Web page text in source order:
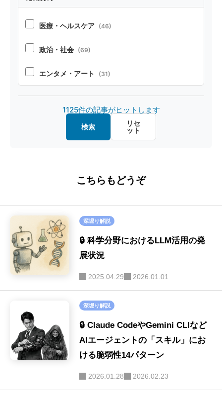
オープンソース (32)
マルチモーダル (26)
ハルシネーション (16)
セキュリティ (16)
画像生成
音声 (9)
LLM-as-a-Judge (9)
医療・ヘルスケア (46)
政治・社会 (69)
エンタメ・アート (31)
製造・デザイン (20)
(20)
1125件の記事がヒットします
検索
リセ
ット
こちらもどうぞ
深堀り解説
🔒 科学分野におけるLLM活用の発
展状況
2025.04.29 2026.01.01
深堀り解説
🔒 Claude CodeやGemini CLIなど
AIエージェントの「スキル」にお
ける脆弱性14パターン
2026.01.28 2026.02.23